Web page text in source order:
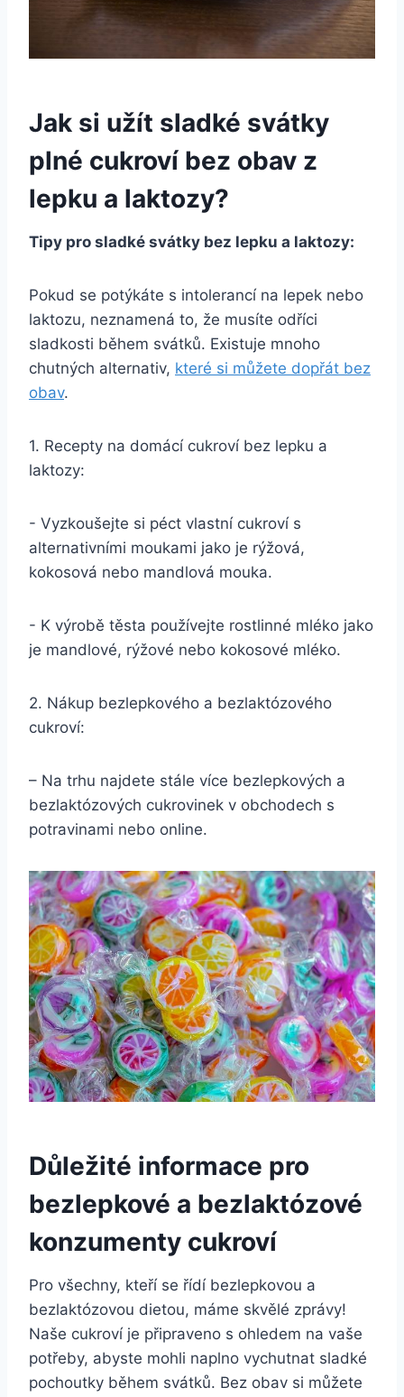
Jak si užít sladké svátky​
plné cukroví bez obav z
lepku‍ a laktozy?
Tipy pro sladké svátky bez lepku a laktozy:
Pokud se​ potýkáte s ⁣intolerancí na lepek ⁤nebo
laktozu, neznamená to, že​ musíte odříci
⁤sladkosti během svátků. ​Existuje mnoho
chutných alternativ, které si můžete dopřát bez
obav.
1. ‍Recepty na domácí cukroví bez lepku a
laktozy:
-⁤ Vyzkoušejte si péct vlastní cukroví s⁣
alternativními moukami jako je ‌rýžová,
kokosová​ nebo mandlová mouka.
-⁤ K výrobě těsta používejte⁤ rostlinné mléko jako
je ​mandlové,​ rýžové nebo kokosové mléko.
2. Nákup ⁤bezlepkového a bezlaktózového
cukroví:
– Na trhu najdete stále více bezlepkových a
bezlaktózových cukrovinek v obchodech s
potravinami nebo ‌online.
Důležité informace ​pro
bezlepkové a⁤ bezlaktózové
konzumenty cukroví
Pro ⁤všechny, kteří se řídí bezlepkovou a
bezlaktózovou ​dietou, máme⁢ skvělé zprávy!
Naše cukroví je připraveno⁤ s​ ohledem na vaše
potřeby, abyste mohli⁣ naplno vychutnat sladké
pochoutky během ‍svátků. ​Bez obav si můžete